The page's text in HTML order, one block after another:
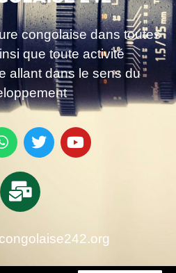
congolaise dans toutes
que toute activité
allant dans le sens du